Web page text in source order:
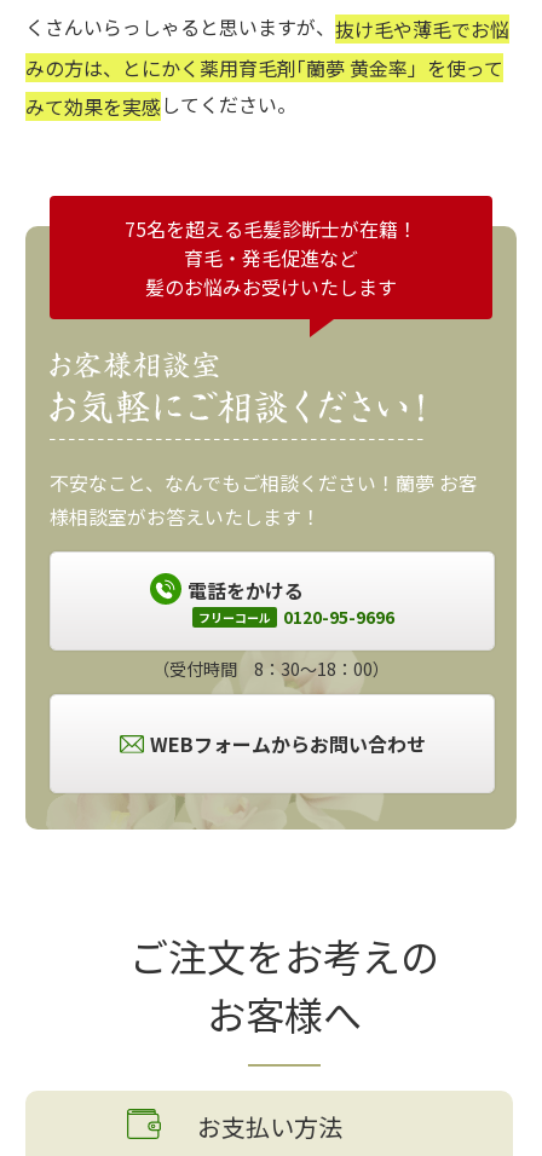
くさんいらっしゃると思いますが、 抜け毛や薄毛でお悩
みの方は、とにかく薬用育毛剤｢蘭夢 黄金率」を使って
みて効果を実感してください。
75名を超える毛髪診断士が在籍！
育毛・発毛促進など
髪のお悩みお受けいたします
不安なこと、なんでもご相談ください！蘭夢 お客
様相談室がお答えいたします！
電話をかける
フリーコール 0120-95-9696
（受付時間 8：30～18：00）
WEBフォームからお問い合わせ
ご注文をお考えの
お客様へ
お支払い方法